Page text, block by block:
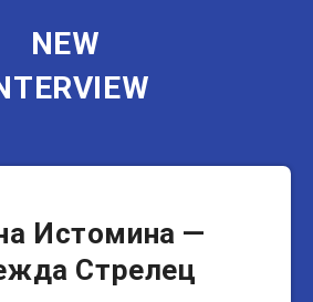
NEW
Истомина —
Стрелец